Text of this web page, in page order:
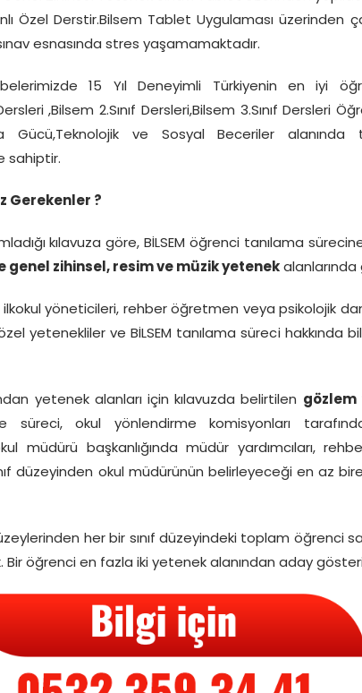
Özel Derstir.Bilsem Tablet Uygulaması üzerinden
esnasında stres yaşamamaktadır.
15 Yıl Deneyimli Türkiyenin en iyi
,Bilsem 2.Sınıf Dersleri,Bilsem 3.Sınıf Dersleri
Gücü,Teknolojik ve Sosyal Beceriler alanında
sahiptir.
Gerekenler ?
kılavuza göre, BİLSEM öğrenci tanılama
genel zihinsel, resim ve müzik yetenek
yöneticileri, rehber öğretmen veya psikolojik
yetenekliler ve BİLSEM tanılama süreci hakkında
yetenek alanları için kılavuzda belirtilen
okul yönlendirme komisyonları
müdürü başkanlığında müdür yardımcıları,
düzeyinden okul müdürünün belirleyeceği en az
her bir sınıf düzeyindeki toplam öğrenci
Bir öğrenci en fazla iki yetenek alanından aday